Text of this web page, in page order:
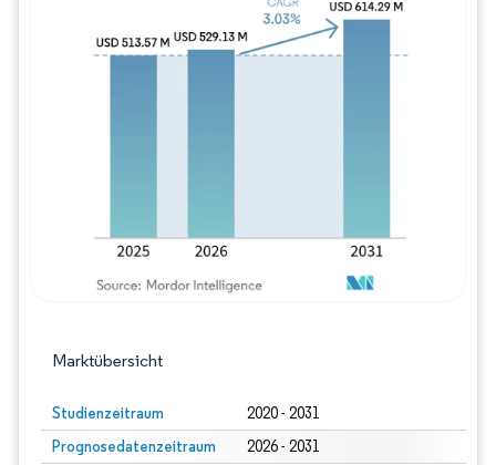
Marktübersicht
Studienzeitraum 2020 - 2031
Prognosedatenzeitraum 2026 - 2031